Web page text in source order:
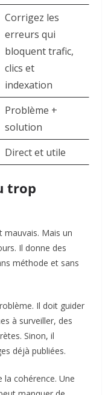
Corrigez les
erreurs qui
bloquent trafic,
clics et
indexation
Problème +
solution
Direct et utile
trop
mauvais. Mais un
Il donne des
méthode et sans
Il doit guider
à surveiller, des
Sinon, il
déjà publiées.
la cohérence. Une